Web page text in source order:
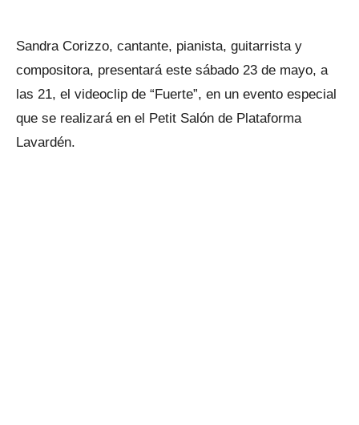
Sandra Corizzo, cantante, pianista, guitarrista y
compositora, presentará este sábado 23 de mayo, a
las 21, el videoclip de “Fuerte”, en un evento especial
que se realizará en el Petit Salón de Plataforma
Lavardén.